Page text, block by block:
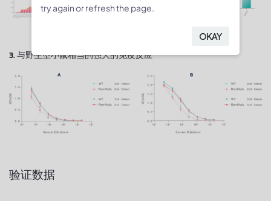
3. 与野生型小鼠相当的强大的免疫反应
验证数据
try again or refresh the page.
OKAY